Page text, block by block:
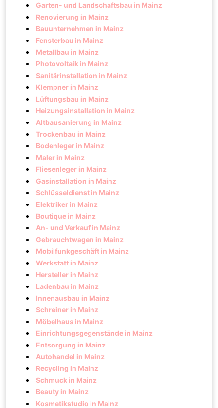
Garten- und Landschaftsbau in Mainz
Renovierung in Mainz
Bauunternehmen in Mainz
Fensterbau in Mainz
Metallbau in Mainz
Photovoltaik in Mainz
Sanitärinstallation in Mainz
Klempner in Mainz
Lüftungsbau in Mainz
Heizungsinstallation in Mainz
Altbausanierung in Mainz
Trockenbau in Mainz
Bodenleger in Mainz
Maler in Mainz
Fliesenleger in Mainz
Gasinstallation in Mainz
Schlüsseldienst in Mainz
Elektriker in Mainz
Boutique in Mainz
An- und Verkauf in Mainz
Gebrauchtwagen in Mainz
Mobilfunkgeschäft in Mainz
Werkstatt in Mainz
Hersteller in Mainz
Ladenbau in Mainz
Innenausbau in Mainz
Schreiner in Mainz
Möbelhaus in Mainz
Einrichtungsgegenstände in Mainz
Entsorgung in Mainz
Autohandel in Mainz
Recycling in Mainz
Schmuck in Mainz
Beauty in Mainz
Kosmetikstudio in Mainz